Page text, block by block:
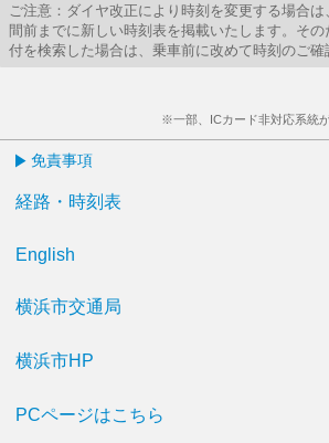
ご注意：ダイヤ改正により時刻を変更する場合は
間前までに新しい時刻表を掲載いたします。その
付を検索した場合は、乗車前に改めて時刻のご確
※一部、ICカード非対応系統
免責事項
経路・時刻表
English
横浜市交通局
横浜市HP
PCページはこちら